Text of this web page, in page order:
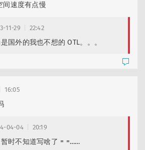
间速度有点慢
11-29 22:42
国外的我也不想的 OTL。。。
16:05
04-04 20:19
时不知道写啥了 = =……